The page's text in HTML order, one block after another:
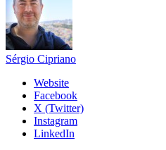
Sérgio Cipriano
Website
Facebook
X (Twitter)
Instagram
LinkedIn